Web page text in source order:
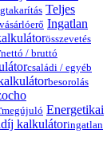
Teljes
vásárlóerő Ingatlan
összevetés
nettó / bruttó
családi / egyéb
besorolás
megújuló Energetikai
kalkulátoringatlan